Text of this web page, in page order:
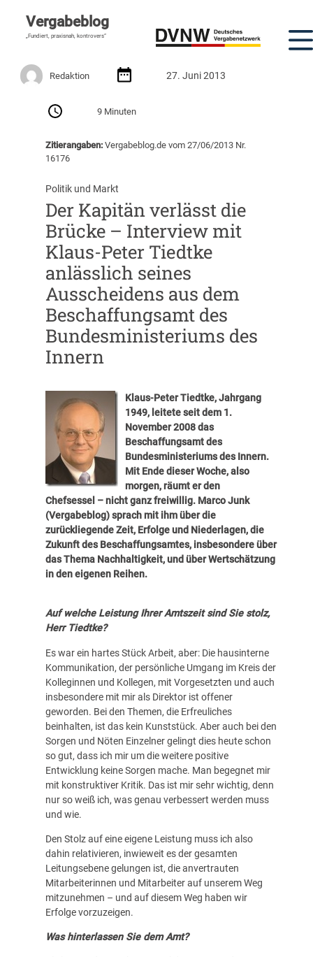
Vergabeblog
„Fundiert, praxisnah, kontrovers“
Redaktion 27. Juni 2013
9 Minuten
Zitierangaben:Vergabeblog.de vom 27/06/2013 Nr.
16176
Politik und Markt
Der Kapitän verlässt die
Brücke – Interview mit
Klaus-Peter Tiedtke
anlässlich seines
Ausscheidens aus dem
Beschaffungsamt des
Bundesministeriums des
Innern
Klaus-Peter Tiedtke, Jahrgang
1949, leitete seit dem 1.
November 2008 das
Beschaffungsamt des
Bundesministeriums des Innern.
Mit Ende dieser Woche, also
morgen, räumt er den
Chefsessel – nicht ganz freiwillig. Marco Junk
(Vergabeblog) sprach mit ihm über die
zurückliegende Zeit, Erfolge und Niederlagen, die
Zukunft des Beschaffungsamtes, insbesondere über
das Thema Nachhaltigkeit, und über Wertschätzung
in den eigenen Reihen.
Auf welche Leistung Ihrer Amtszeit sind Sie stolz,
Herr Tiedtke?
Es war ein hartes Stück Arbeit, aber: Die hausinterne
Kommunikation, der persönliche Umgang im Kreis der
Kolleginnen und Kollegen, mit Vorgesetzten und auch
insbesondere mit mir als Direktor ist offener
geworden. Bei den Themen, die Erfreuliches
beinhalten, ist das kein Kunststück. Aber auch bei den
Sorgen und Nöten Einzelner gelingt dies heute schon
so gut, dass ich mir um die weitere positive
Entwicklung keine Sorgen mache. Man begegnet mir
mit konstruktiver Kritik. Das ist mir sehr wichtig, denn
nur so weiß ich, was genau verbessert werden muss
und wie.
Den Stolz auf eine eigene Leistung muss ich also
dahin relativieren, inwieweit es der gesamten
Leitungsebene gelungen ist, die anvertrauten
Mitarbeiterinnen und Mitarbeiter auf unserem Weg
mitzunehmen – und auf diesem Weg haben wir
Erfolge vorzuzeigen.
Was hinterlassen Sie dem Amt?